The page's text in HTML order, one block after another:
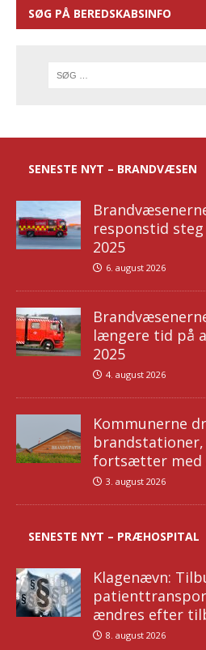
SØG PÅ BEREDSKABSINFO
SENESTE NYT – BRANDVÆSEN
responstid
2025
6. august 2026
længere tid på
2025
4. august 2026
Kommunerne
brandstationer,
fortsætter med
3. august 2026
SENESTE NYT – PRÆHOSPITAL
Klagenævn:
ændres efter
8. august 2026